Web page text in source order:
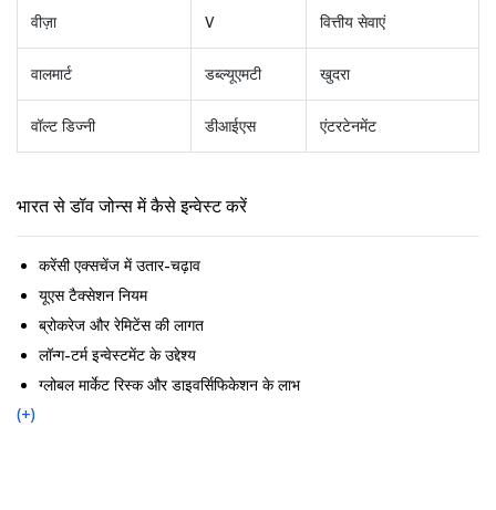
वीज़ा V वित्तीय सेवाएं
वालमार्ट डब्ल्यूएमटी खुदरा
वॉल्ट डिज्नी डीआईएस एंटरटेनमेंट
भारत से डॉव जोन्स में कैसे इन्वेस्ट करें
करेंसी एक्सचेंज में उतार-चढ़ाव
यूएस टैक्सेशन नियम
ब्रोकरेज और रेमिटेंस की लागत
लॉन्ग-टर्म इन्वेस्टमेंट के उद्देश्य
ग्लोबल मार्केट रिस्क और डाइवर्सिफिकेशन के लाभ
(+)